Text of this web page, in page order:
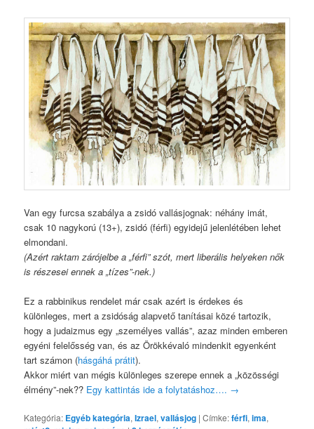
Van egy furcsa szabálya a zsidó vallásjognak: néhány imát,
csak 10 nagykorú (13+), zsidó (férfi) egyidejű jelenlétében lehet
elmondani.
(Azért raktam zárójelbe a „férfi” szót, mert liberális helyeken nők
is részesei ennek a „tízes”-nek.)
Ez a rabbinikus rendelet már csak azért is érdekes és
különleges, mert a zsidóság alapvető tanításai közé tartozik,
hogy a judaizmus egy „személyes vallás”, azaz minden emberen
egyéni felelősség van, és az Örökkévaló mindenkit egyenként
tart számon (hásgáhá prátit).
Akkor miért van mégis különleges szerepe ennek a „közösségi
élmény”-nek?? Egy kattintás ide a folytatáshoz…. →
Kategória: Egyéb kategória,Izrael,vallásjog |Címke:férfi,ima,